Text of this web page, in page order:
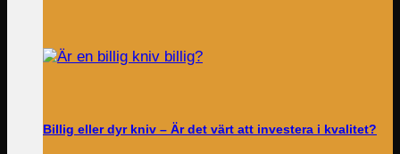
Billig eller dyr kniv – Är det värt att investera i kvalitet?